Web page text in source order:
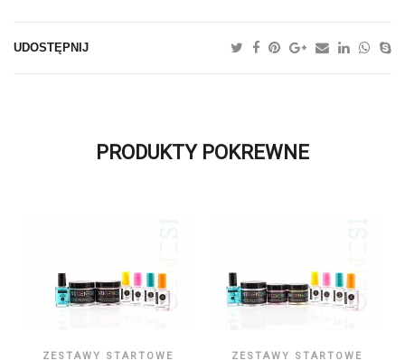
UDOSTĘPNIJ
PRODUKTY POKREWNE
ZESTAWY STARTOWE ZESTAWY STARTOWE